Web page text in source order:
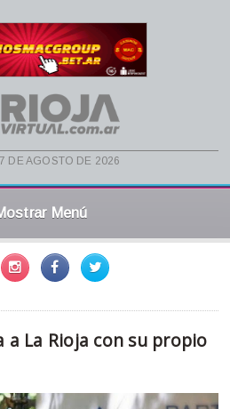
de agosto de 2026
Menú
a La Rioja con su propio